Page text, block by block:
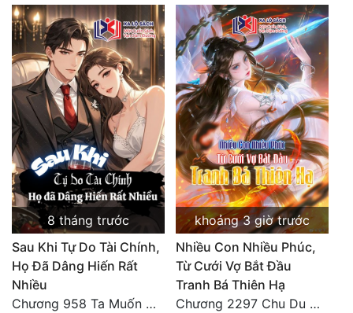
Tu Chân
Tu Tiên
Tội Phạm
Vô Địch
Võ Hiệp
Võng Du
Xuyên Không
Xuyên Nhanh
Xuyên Sách
Xuyên Thư
8 tháng trước
Sau Khi Tự Do Tài Chính,
Họ Đã Dâng Hiến Rất
Nhiều
Chương 958 Ta Muốn Cùng Các Cô Vĩnh Viễn Ở Bên Nhau (2) Hết
khoảng 3 giờ trước
Nhiều Con Nhiều Phúc,
Từ Cưới Vợ Bắt Đầu
Tranh Bá Thiên Hạ
Chương 2297 Chu Du Du mang thai